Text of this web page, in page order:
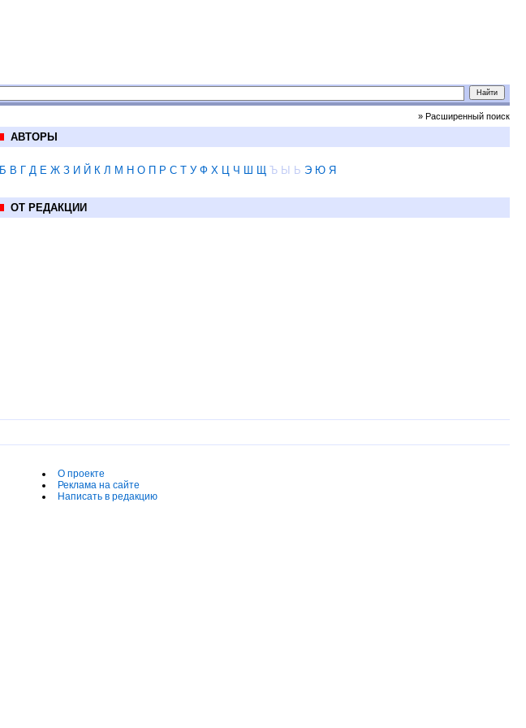
» Расширенный поиск
АВТОРЫ
Б В Г Д Е Ж З И Й К Л М Н О П Р С Т У Ф Х Ц Ч Ш Щ Ъ Ы Ь Э Ю Я
ОТ РЕДАКЦИИ
О проекте
Реклама на сайте
Написать в редакцию